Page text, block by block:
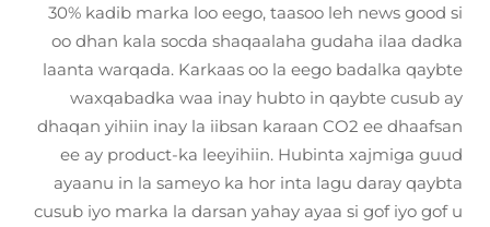
30% kadib marka loo eego, taasoo leh news good si
oo dhan kala socda shaqaalaha gudaha ilaa dadka
laanta warqada. Karkaas oo la eego badalka qaybte
waxqabadka waa inay hubto in qaybte cusub ay
dhaqan yihiin inay la iibsan karaan CO2 ee dhaafsan
ee ay product-ka leeyihiin. Hubinta xajmiga guud
ayaanu in la sameyo ka hor inta lagu daray qaybta
cusub iyo marka la darsan yahay ayaa si gof iyo gof u